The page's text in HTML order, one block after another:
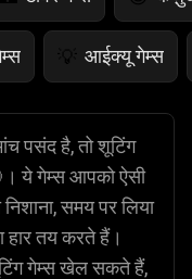
💡 आईक्यू गेम्स
पसंद है, तो शूटिंग
ये गेम्स आपको ऐसी
समय पर लिया
हार तय करते हैं।
गेम्स खेल सकते हैं,